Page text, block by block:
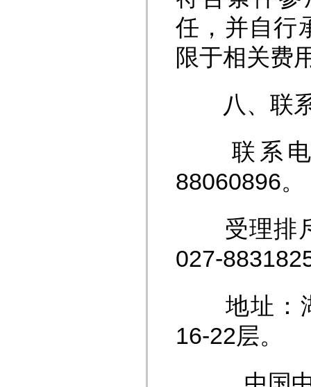
任，并自行
限于相关费
八、联
联系电话
88060896。
受理排斥
027-
地址：湖
16-22层。